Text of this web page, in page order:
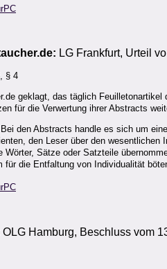
LG Frankfurt, Urteil
§ 4
geklagt, das täglich
für die Verwertung ihrer Abstracts
den Abstracts handle es sich um
den Leser über den
Wörter, Sätze oder Satzteile
für die Entfaltung von Individualität
OLG Hamburg, Beschluss vom